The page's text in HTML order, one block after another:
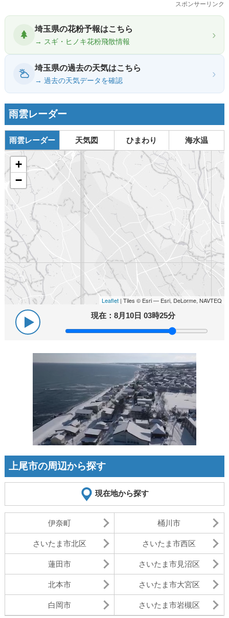
スポンサーリンク
埼玉県の花粉予報はこちら
→ スギ・ヒノキ花粉飛散情報
›
埼玉県の過去の天気はこちら
→ 過去の天気データを確認
›
雨雲レーダー
雨雲レーダー 天気図 ひまわり 海水温
+
−
Leaflet | Tiles © Esri — Esri, DeLorme, NAVTEQ
現在：8月10日 03時25分
上尾市の周辺から探す
現在地から探す
伊奈町 桶川市
さいたま市北区 さいたま市西区
蓮田市 さいたま市見沼区
北本市 さいたま市大宮区
白岡市 さいたま市岩槻区